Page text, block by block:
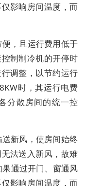
影响房间温度，而
便，且运行费用低于
制制冷机的开停时
调整，以节约运行
时，其运行电费
分散房间的统一控
送新风，使房间始终
法送入新风，故难
通过开门、窗通风
影响房间温度，而